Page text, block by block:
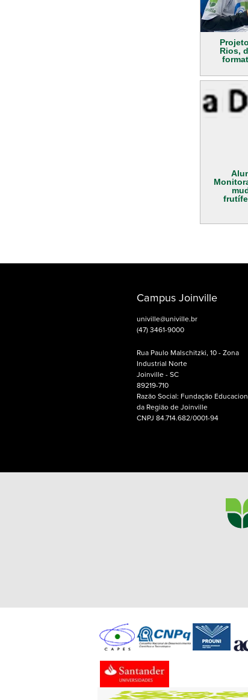
Rios,
Campus Joinville
univille@univille.br
(47) 3461-9000
Rua Paulo Malschitzki, 10 - Zona
Industrial Norte
Joinville - SC
89219-710
Razão Social: Fundação
da Região de Joinville
CNPJ 84.714.682/0001-94